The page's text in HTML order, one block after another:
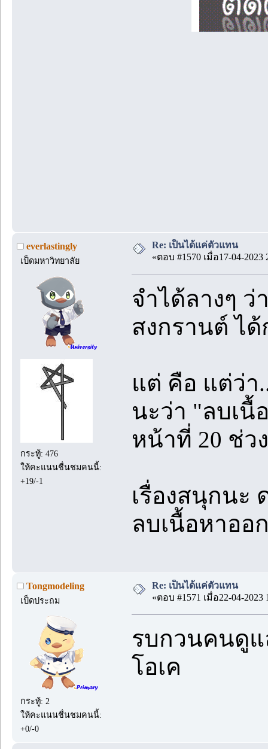
everlastingly
เป็ดมหาวิทยาลัย
กระทู้: 476
ให้คะแนนชื่นชมคนนี้:
+19/-1
Re: เป็นได้แค่ตัวแทน
«ตอบ #1570 เมื่อ17-04-2023
จำได้ลางๆ ว่
สงกรานต์ ไ
แต่ คือ แต่ว่า
นะว่า "ลบเนื้
หน้าที่ 20 ช่ว
เรื่องสนุกนะ
ลบเนื้อหาออ
Tongmodeling
เป็ดประถม
กระทู้: 2
ให้คะแนนชื่นชมคนนี้:
+0/-0
Re: เป็นได้แค่ตัวแทน
«ตอบ #1571 เมื่อ22-04-2023
รบกวนคนดูแ
โอเค